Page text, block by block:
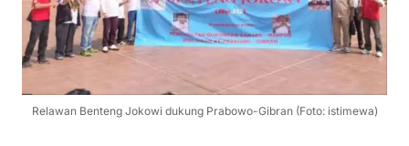
Relawan Benteng Jokowi dukung Prabowo-Gibran (Foto: istimewa)